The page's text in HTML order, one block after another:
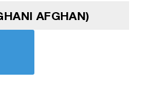
AFGHAN)